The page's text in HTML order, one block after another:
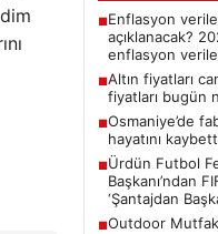
■Enflasyon
açıklanacak?
enflasyon
■Altın fiyatları
fiyatları bugün
■Osmaniye’de
hayatını
■Ürdün Futbol
Başkanı’ndan
‘Şantajdan
■Outdoor